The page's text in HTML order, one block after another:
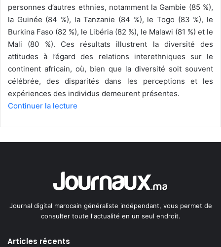
personnes d’autres ethnies, notamment la Gambie (85 %),
la Guinée (84 %), la Tanzanie (84 %), le Togo (83 %), le
Burkina Faso (82 %), le Libéria (82 %), le Malawi (81 %) et le
Mali (80 %). Ces résultats illustrent la diversité des
attitudes à l’égard des relations interethniques sur le
continent africain, où, bien que la diversité soit souvent
célébrée, des disparités dans les perceptions et les
expériences des individus demeurent présentes.
Continuer la lecture
Journal digital marocain généraliste indépendant, vous permet de
consulter toute l'actualité en un seul endroit.
Articles récents